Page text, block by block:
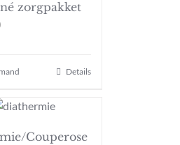
zorgpakket
Details
Couperose